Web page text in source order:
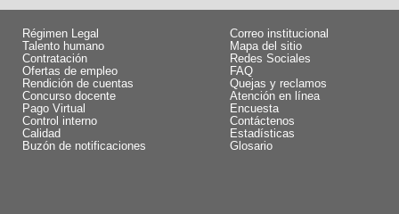
Régimen Legal
Talento humano
Contratación
Ofertas de empleo
Rendición de cuentas
Concurso docente
Pago Virtual
Control interno
Calidad
Buzón de notificaciones
Correo institucional
Mapa del sitio
Redes Sociales
FAQ
Quejas y reclamos
Atención en línea
Encuesta
Contáctenos
Estadísticas
Glosario